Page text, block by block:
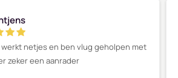
netjes en ben vlug geholpen met
zeker een aanrader